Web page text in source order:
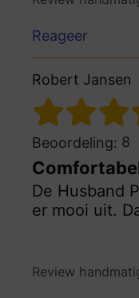
Reageer
Robert Jansen
Beoordeling: 8
De Husband
er mooi uit.
Review